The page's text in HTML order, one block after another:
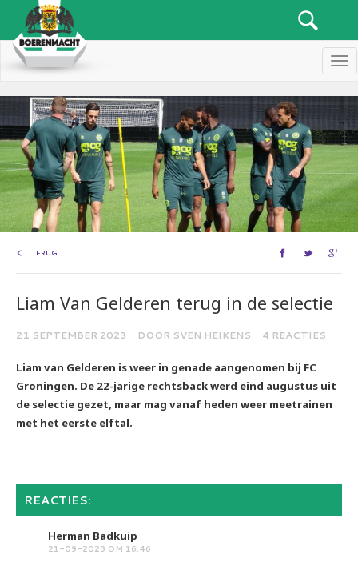
TERUG
Liam Van Gelderen terug in de selectie
21 SEPTEMBER 2023 DOOR SVEN HEIKENS 4 REACTIES
Liam van Gelderen is weer in genade aangenomen bij FC
Groningen. De 22-jarige rechtsback werd eind augustus uit
de selectie gezet, maar mag vanaf heden weer meetrainen
met het eerste elftal.
REACTIES:
Herman Badkuip
21-09-2023 OM 16:46